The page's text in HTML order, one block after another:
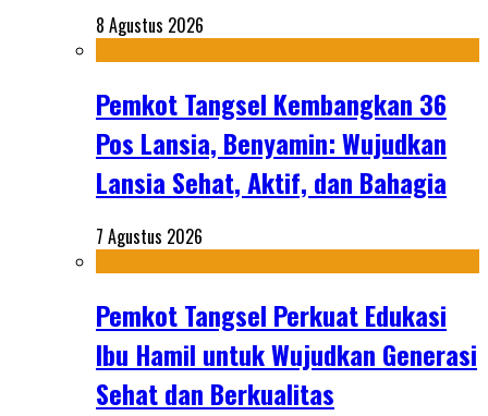
8 Agustus 2026
Pemkot Tangsel Kembangkan 36
Pos Lansia, Benyamin: Wujudkan
Lansia Sehat, Aktif, dan Bahagia
7 Agustus 2026
Pemkot Tangsel Perkuat Edukasi
Ibu Hamil untuk Wujudkan Generasi
Sehat dan Berkualitas